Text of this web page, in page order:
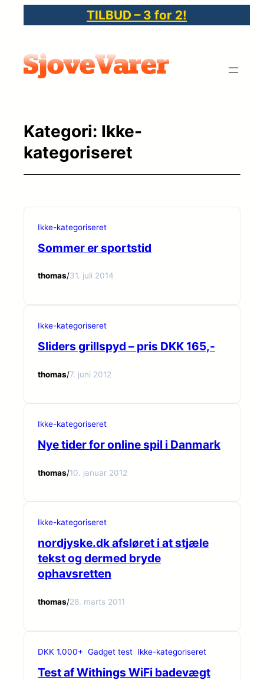
indhold
TILBUD – 3 for 2!
Kategori: Ikke-
kategoriseret
Ikke-kategoriseret
Sommer er sportstid
thomas/31. juli 2014
Ikke-kategoriseret
Sliders grillspyd – pris DKK 165,-
thomas/7. juni 2012
Ikke-kategoriseret
Nye tider for online spil i Danmark
thomas/10. januar 2012
Ikke-kategoriseret
nordjyske.dk afsløret i at stjæle
tekst og dermed bryde
ophavsretten
thomas/28. marts 2011
DKK 1.000+ Gadget test Ikke-kategoriseret
Test af Withings WiFi badevægt